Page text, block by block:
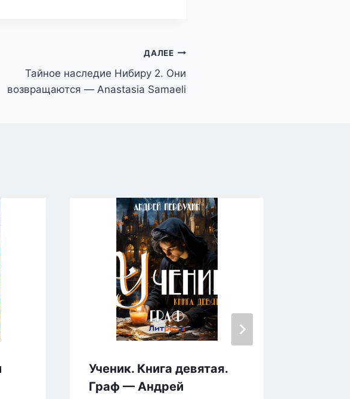
ДАЛЕЕ
Тайное наследие Нибиру 2. Они
возвращаются — Anastasia Samaeli
Ученик. Книга девятая.
Граф — Андрей